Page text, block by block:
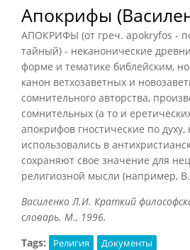
Апокрифы
АПОКРИФЫ (от греч. apokryfos -
тайный) - неканонические
форме и тематике библейским,
канон ветхозаветных и
сомнительного авторства,
сомнительных (а то и
апокрифов гностические по духу,
использовались в
сохраняют свое значение для
религиозной мысли (например,
Василенко Л.И. Краткий
словарь. М., 1996.
Tags:
Религия Документы